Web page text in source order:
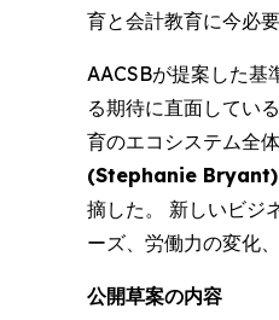
育と会計教育に今必
AACSBが提案した基
る期待に直面してい
育のエコシステム全
(Stephanie Bryant)
摘した。 新しいビジ
ーズ、労働力の変化
公開草案の内容